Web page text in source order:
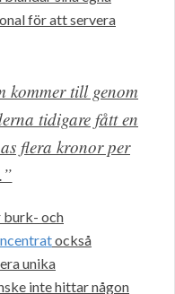
för att servera
kommer till genom
tidigare fått en
flera kronor per
burk- och
också
unika
inte hittar någon